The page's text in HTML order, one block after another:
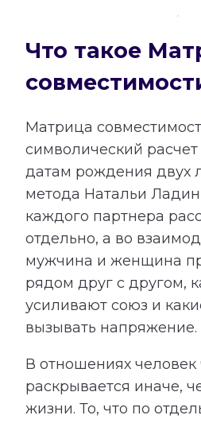
Что такое
Матрица
символический
датам рождения двух
метода Натальи
каждого партнера
отдельно, а во
мужчина и женщина
рядом друг с другом,
усиливают союз и
вызывать напряжение.
В отношениях человек
раскрывается иначе,
жизни. То, что по